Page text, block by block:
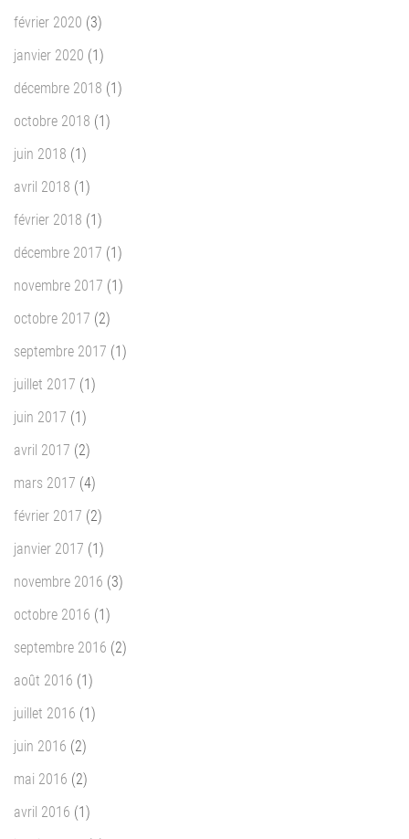
février 2020 (3)
janvier 2020 (1)
décembre 2018 (1)
octobre 2018 (1)
juin 2018 (1)
avril 2018 (1)
février 2018 (1)
décembre 2017 (1)
novembre 2017 (1)
octobre 2017 (2)
septembre 2017 (1)
juillet 2017 (1)
juin 2017 (1)
avril 2017 (2)
mars 2017 (4)
février 2017 (2)
janvier 2017 (1)
novembre 2016 (3)
octobre 2016 (1)
septembre 2016 (2)
août 2016 (1)
juillet 2016 (1)
juin 2016 (2)
mai 2016 (2)
avril 2016 (1)